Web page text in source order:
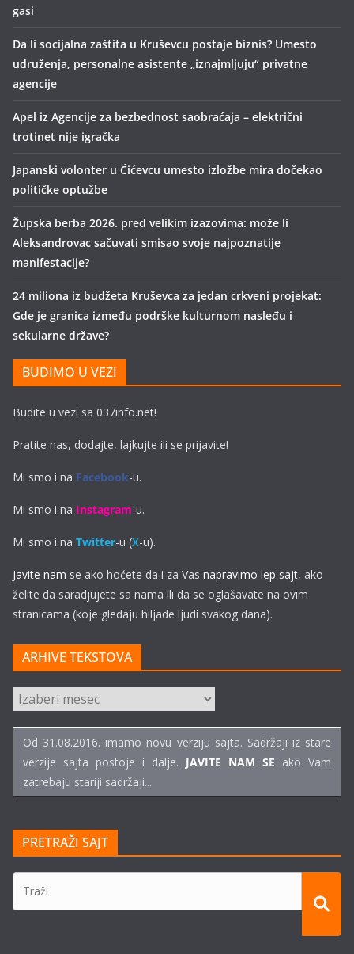
gasi
Da li socijalna zaštita u Kruševcu postaje biznis? Umesto
udruženja, personalne asistente „iznajmljuju“ privatne
agencije
Apel iz Agencije za bezbednost saobraćaja – električni
trotinet nije igračka
Japanski volonter u Ćićevcu umesto izložbe mira dočekao
političke optužbe
Župska berba 2026. pred velikim izazovima: može li
Aleksandrovac sačuvati smisao svoje najpoznatije
manifestacije?
24 miliona iz budžeta Kruševca za jedan crkveni projekat:
Gde je granica između podrške kulturnom nasleđu i
sekularne države?
BUDIMO U VEZI
Budite u vezi sa 037info.net!
Pratite nas, dodajte, lajkujte ili se prijavite!
Mi smo i na Facebook-u.
Mi smo i na Instagram-u.
Mi smo i na Twitter-u (X-u).
Javite nam se ako hoćete da i za Vas napravimo lep sajt, ako
želite da saradjujete sa nama ili da se oglašavate na ovim
stranicama (koje gledaju hiljade ljudi svakog dana).
ARHIVE TEKSTOVA
ARHIVE
TEKSTOVA
Od 31.08.2016. imamo novu verziju sajta. Sadržaji iz stare
verzije sajta postoje i dalje. JAVITE NAM SE ako Vam
zatrebaju stariji sadržaji...
PRETRAŽI SAJT